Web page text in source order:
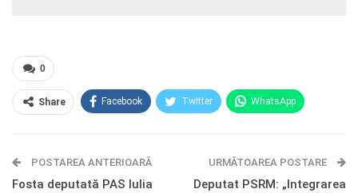
0
Share Facebook Twitter WhatsApp
Telegram OK.ru
POSTAREA ANTERIOARĂ
Fosta deputată PAS Iulia
URMĂTOAREA POSTARE
Deputat PSRM: „Integrarea